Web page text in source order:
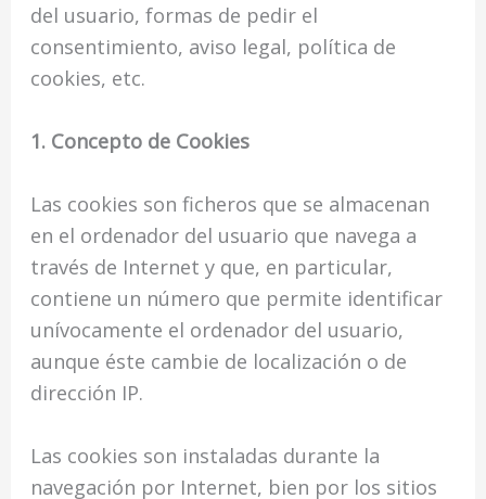
del usuario, formas de pedir el
consentimiento, aviso legal, política de
cookies, etc.
1. Concepto de Cookies
Las cookies son ficheros que se almacenan
en el ordenador del usuario que navega a
través de Internet y que, en particular,
contiene un número que permite identificar
unívocamente el ordenador del usuario,
aunque éste cambie de localización o de
dirección IP.
Las cookies son instaladas durante la
navegación por Internet, bien por los sitios